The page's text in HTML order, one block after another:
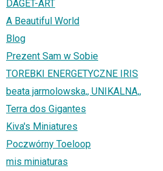
DAGET-ART
A Beautiful World
Blog
Prezent Sam w Sobie
TOREBKI ENERGETYCZNE IRIS
beata jarmolowska,, UNIKALNA,,
Terra dos Gigantes
Kiva's Miniatures
Poczwórny Toeloop
mis miniaturas